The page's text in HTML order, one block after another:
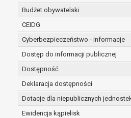
Budżet obywatelski
CEIDG
Cyberbezpieczeństwo - informacje
Dostęp do informacji publicznej
Dostępność
Deklaracja dostępności
Dotacje dla niepublicznych
Ewidencja kąpielisk
przysługuje Pani/Panu:
prawo dostępu do
prawo do żądania
w przypadku gdy:
dane są
zapomnianym) na
dane nie są
inny sposób